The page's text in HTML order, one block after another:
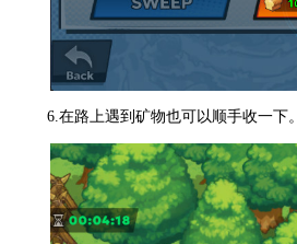
6.在路上遇到矿物也可以顺手收一下。